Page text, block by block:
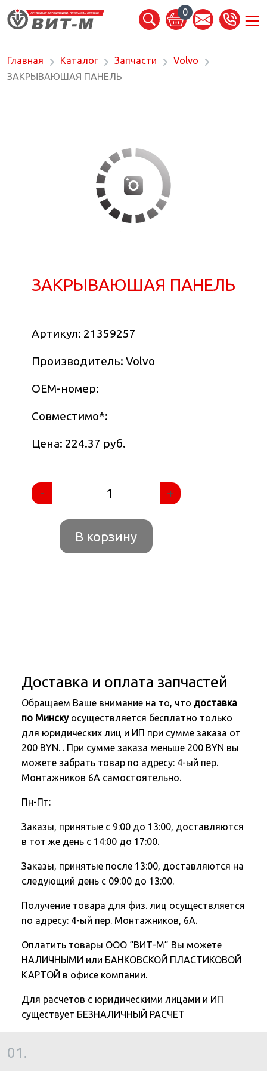
0
Главная Каталог Запчасти
Volvo
ЗАКРЫВАЮШАЯ ПАНЕЛЬ
ЗАКРЫВАЮШАЯ ПАНЕЛЬ
Артикул: 21359257
Производитель: Volvo
OEM-номер:
Совместимо*:
Цена: 224.37 руб.
- +
В корзину
Доставка и оплата запчастей
Обращаем Ваше внимание на то, что доставка
по Минскуосуществляется бесплатно только
для юридических лиц и ИП при сумме заказа от
200 BYN. . При сумме заказа меньше 200 BYN вы
можете забрать товар по адресу: 4-ый пер.
Монтажников 6А самостоятельно.
Пн-Пт:
Заказы, принятые с 9:00 до 13:00, доставляются
в тот же день с 14:00 до 17:00.
Заказы, принятые после 13:00, доставляются на
следующий день с 09:00 до 13:00.
Получение товара для физ. лиц осуществляется
по адресу: 4-ый пер. Монтажников, 6А.
Оплатить товары ООО “ВИТ-М” Вы можете
НАЛИЧНЫМИ или БАНКОВСКОЙ ПЛАСТИКОВОЙ
КАРТОЙ в офисе компании.
Для расчетов с юридическими лицами и ИП
существует БЕЗНАЛИЧНЫЙ РАСЧЕТ
01.